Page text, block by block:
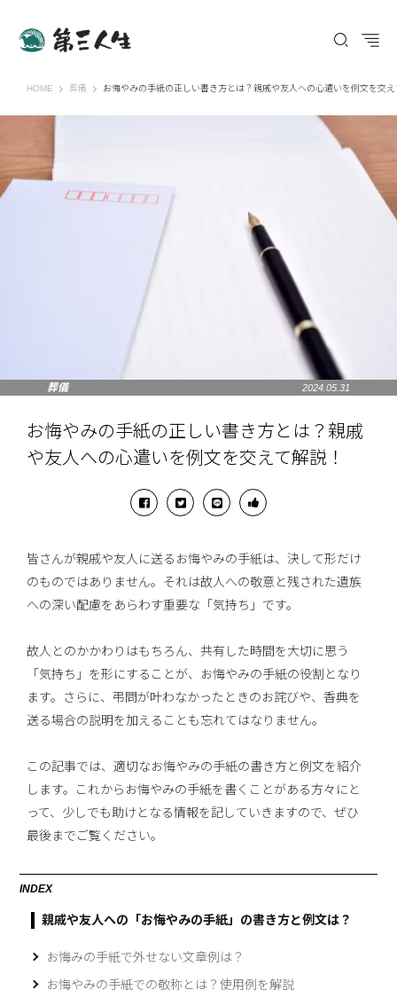
HOME 第三人生 〜寄り道の歩き方〜
葬儀 お悔やみの手紙の正しい書き方とは？親戚や友人への心遣いを例文を交
葬儀 2024.05.31
お悔やみの手紙の正しい書き方とは？親戚
や友人への心遣いを例文を交えて解説！
皆さんが親戚や友人に送るお悔やみの手紙は、決して形だけ
のものではありません。それは故人への敬意と残された遺族
への深い配慮をあらわす重要な「気持ち」です。
故人とのかかわりはもちろん、共有した時間を大切に思う
「気持ち」を形にすることが、お悔やみの手紙の役割となり
ます。さらに、弔問が叶わなかったときのお詫びや、香典を
送る場合の説明を加えることも忘れてはなりません。
この記事では、適切なお悔やみの手紙の書き方と例文を紹介
します。これからお悔やみの手紙を書くことがある方々にと
って、少しでも助けとなる情報を記していきますので、ぜひ
最後までご覧ください。
INDEX
親戚や友人への「お悔やみの手紙」の書き方と例文は？
お悔みの手紙で外せない文章例は？
お悔やみの手紙での敬称とは？使用例を解説